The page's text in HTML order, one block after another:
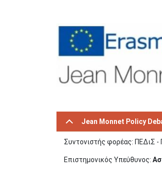
Image
Jean Monnet Policy
Συντονιστής φορέας: ΠΕΔιΣ -
Επιστημονικός Υπεύθυνος: